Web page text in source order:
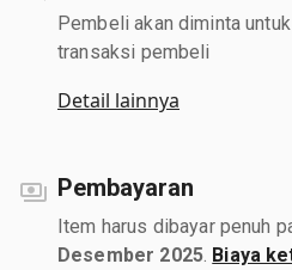
Pembeli akan diminta
transaksi pembeli
Detail lainnya
Pembayaran
Item harus dibayar penuh
Desember 2025. Biaya